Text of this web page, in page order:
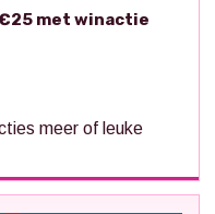
€25 met winactie
meer of leuke